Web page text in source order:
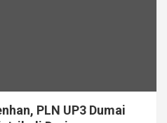
PLN UP3 Dumai